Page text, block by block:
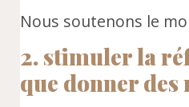
Nous soutenons le
2. stimuler la
que donner des